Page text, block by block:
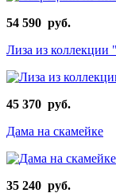
54 590 руб.
Лиза из коллекции
45 370 руб.
Дама на скамейке
35 240 руб.